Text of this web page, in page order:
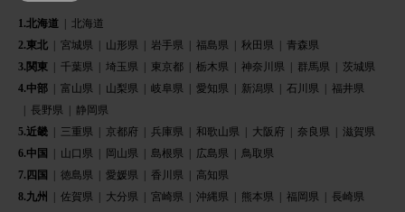
1.北海道
北海道
2.東北
宮城県 山形県 岩手県 福島県 秋田県
青森県
3.関東
千葉県 埼玉県 東京都 栃木県 神奈川県 群馬県
茨城県
4.中部
富山県 山梨県 岐阜県 愛知県 新潟県 石川県
福井県
長野県
静岡県
5.近畿
三重県 京都府 兵庫県 和歌山県 大阪府 奈良県
滋賀県
6.中国
山口県 岡山県 島根県 広島県
鳥取県
7.四国
徳島県 愛媛県 香川県
高知県
8.九州
佐賀県 大分県 宮崎県 沖縄県 熊本県 福岡県 長崎県